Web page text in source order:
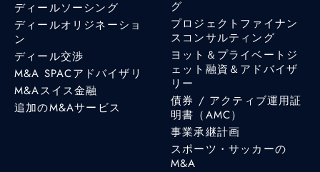
ディールソーシング
ディールオリジネーショ
ン
ディール交渉
M&A SPACアドバイザリ
M&Aスイス金融
追加のM&Aサービス
グ
プロジェクトファイナン
スコンサルティング
ヨット＆プライベートジ
ェット融資＆アドバイザ
リー
債券 / アクティブ運用証
明書（AMC）
事業承継計画
スポーツ・サッカーの
M&A